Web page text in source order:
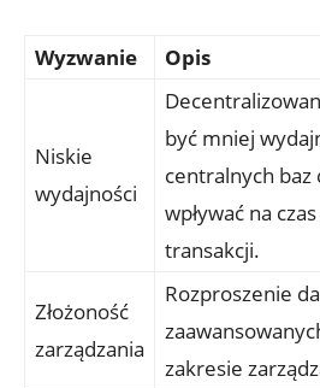
Wyzwanie Opis
Niskie
wydajności
być ​mniej
centralnych baz⁤
wpływać na
transakcji.
Złożoność
zarządzania
Rozproszenie‌
zakresie